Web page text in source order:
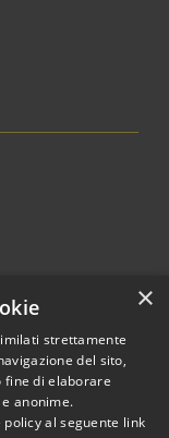
© 2026 • Comune di
×
strettamente
del sito,
fine di elaborare
anonime.
al seguente link